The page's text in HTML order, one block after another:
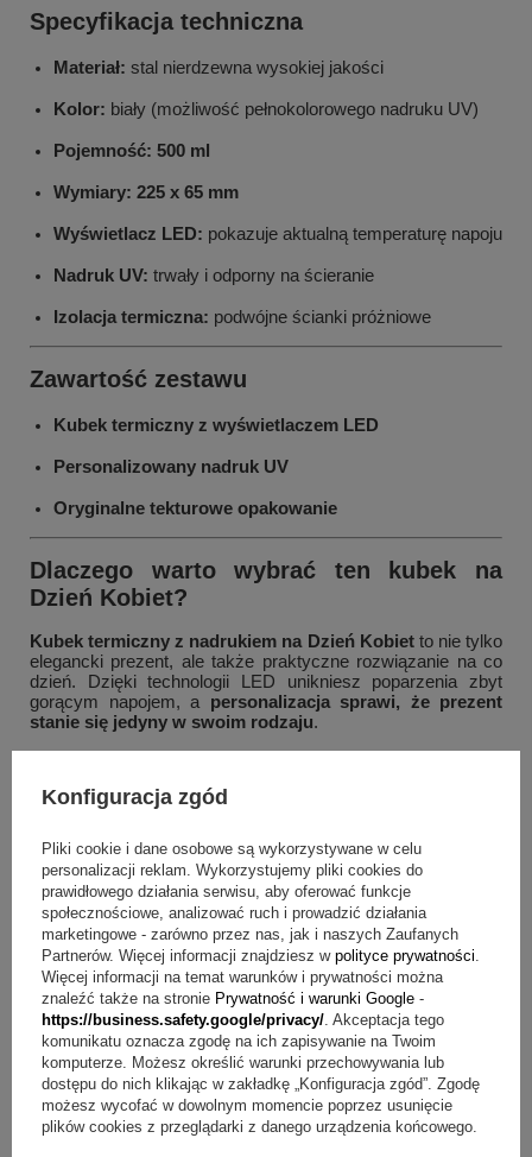
+1
Zobacz więcej
Specyfikacja techniczna
Materiał: stal nierdzewna wysokiej jakości
Kolor: biały (możliwość pełnokolorowego nadruku UV)
Pojemność: 500 ml
Wymiary: 225 x 65 mm
Wyświetlacz LED: pokazuje aktualną temperaturę napoju
Nadruk UV: trwały i odporny na ścieranie
Izolacja termiczna: podwójne ścianki próżniowe
Zawartość zestawu
Kubek termiczny z wyświetlaczem LED
Personalizowany nadruk UV
Oryginalne tekturowe opakowanie
Dlaczego warto wybrać ten kubek na
Dzień Kobiet?
Kubek termiczny z nadrukiem na Dzień Kobietto nie tylko
elegancki prezent, ale także praktyczne rozwiązanie na co
dzień. Dzięki technologii LED unikniesz poparzenia zbyt
gorącym napojem, a personalizacja sprawi, że prezent
stanie się jedyny w swoim rodzaju.
Najczęściej zadawane pytania (FAQ)
Tak – dziękipodwójnym ściankom z próżnią
pozostają ciepłe nawet do kilku godzin, a zimne – jeszcze
dłużej.
Jak działa wyświetlacz LED?
Wystarczy dotknąć pokrywki, aby
wyświetlić aktualną
temperaturę napojuwewnątrz kubka.
Czy nadruk UV jest trwały?
Tak –nadruk UV jest odporny na ścieranie i blaknięcie
co zapewnia długotrwały efekt wizualny.
Czy mogę dodać własne zdjęcie lub tekst?
Oczywiście. Oferujemypełną personalizację nadruku
możesz dodać imię, grafikę lub dedykację.
Konfiguracja zgód
Pliki cookie i dane osobowe są wykorzystywane w celu
personalizacji reklam. Wykorzystujemy pliki cookies do
prawidłowego działania serwisu, aby oferować funkcje
społecznościowe, analizować ruch i prowadzić działania
marketingowe - zarówno przez nas, jak i naszych Zaufanych
Partnerów. Więcej informacji znajdziesz w polityce prywatności.
Więcej informacji na temat warunków i prywatności można
znaleźć także na stronie Prywatność i warunki Google -
https://business.safety.google/privacy/. Akceptacja tego
komunikatu oznacza zgodę na ich zapisywanie na Twoim
komputerze. Możesz określić warunki przechowywania lub
dostępu do nich klikając w zakładkę „Konfiguracja zgód”. Zgodę
możesz wycofać w dowolnym momencie poprzez usunięcie
plików cookies z przeglądarki z danego urządzenia końcowego.